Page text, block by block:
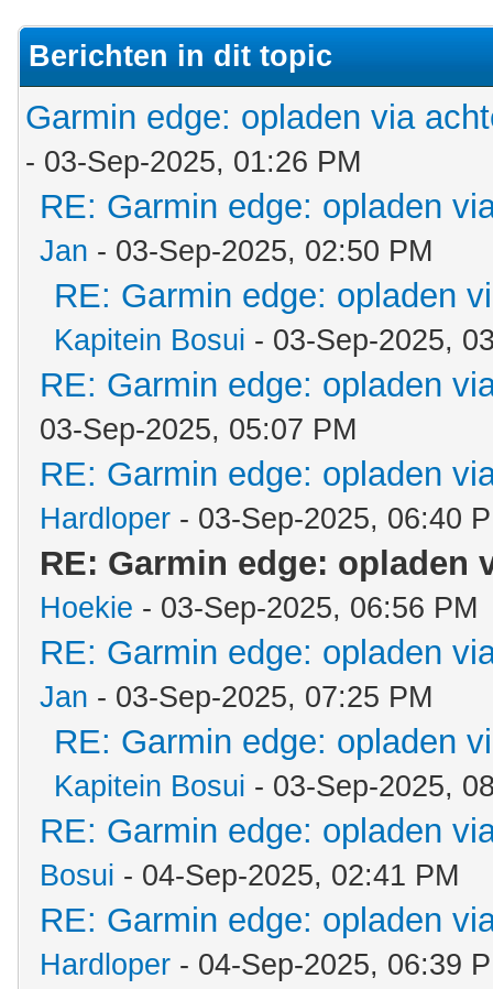
Berichten in dit topic
Garmin edge: opladen via
- 03-Sep-2025, 01:26 PM
RE: Garmin edge: opladen
Jan - 03-Sep-2025, 02:50 PM
RE: Garmin edge: opladen
Kapitein Bosui - 03-Sep-2025,
RE: Garmin edge: opladen
03-Sep-2025, 05:07 PM
RE: Garmin edge: opladen
Hardloper - 03-Sep-2025, 06:40
RE: Garmin edge: opladen
Hoekie - 03-Sep-2025, 06:56 PM
RE: Garmin edge: opladen
Jan - 03-Sep-2025, 07:25 PM
RE: Garmin edge: opladen
Kapitein Bosui - 03-Sep-2025,
RE: Garmin edge: opladen
Bosui - 04-Sep-2025, 02:41 PM
RE: Garmin edge: opladen
Hardloper - 04-Sep-2025, 06:39